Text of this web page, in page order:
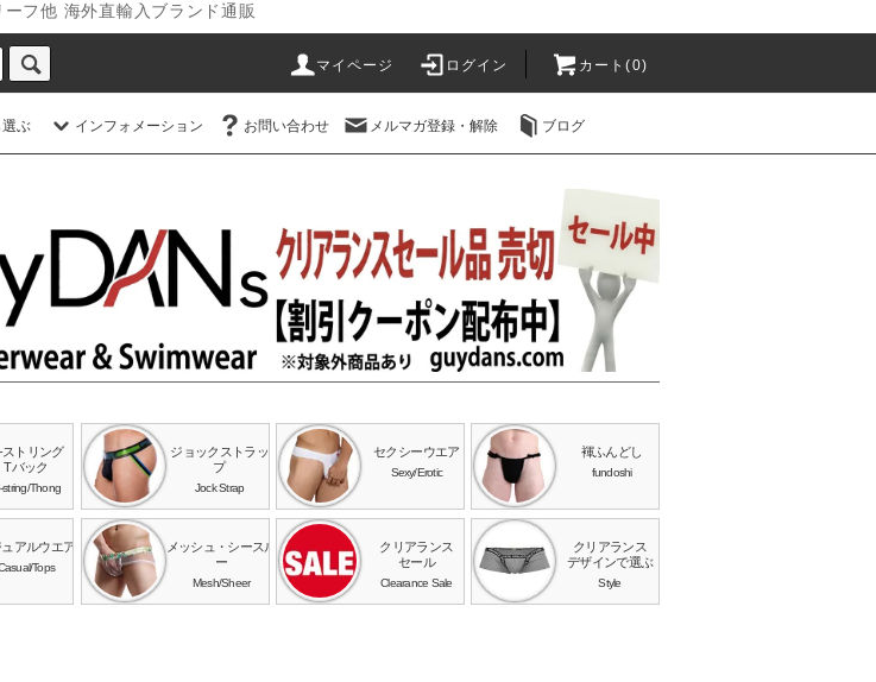
フ他 海外直輸入ブランド通販
マイページ ログイン カート(0)
ぶ インフォメーション お問い合わせ メルマガ登録・解除 ブログ
ストリング
Tバック
string/Thong
ジョックストラッ
プ
Jock Strap
セクシーウエア
Sexy/Erotic
褌ふんどし
fundoshi
アルウエア
Tops
メッシュ・シースル
ー
Mesh/Sheer
クリアランス
セール
Clearance Sale
クリアランス
デザインで選ぶ
Style